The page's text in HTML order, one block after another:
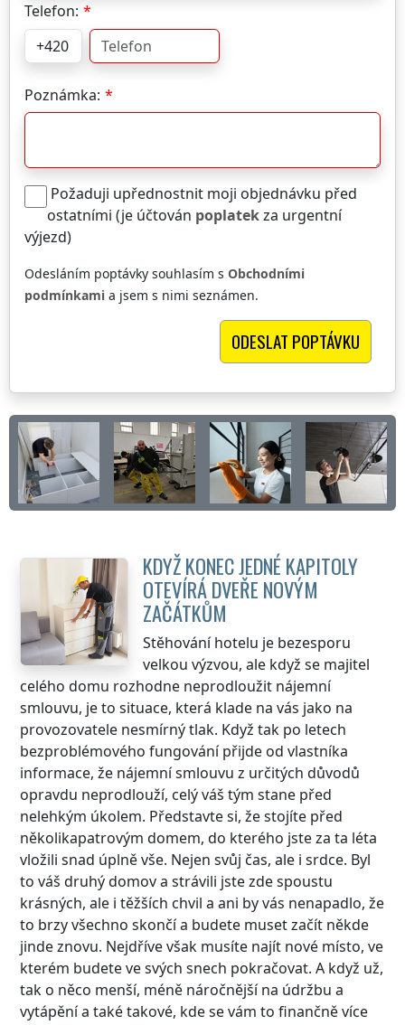
Telefon:
Poznámka:
Požaduji upřednostnit moji objednávku před
ostatními (je účtován poplatekza urgentní
výjezd)
Odesláním poptávky souhlasím s Obchodními
podmínkami a jsem s nimi seznámen.
KDYŽ KONEC JEDNÉ KAPITOLY
OTEVÍRÁ DVEŘE NOVÝM
ZAČÁTKŮM
Stěhování hotelu je bezesporu
velkou výzvou, ale když se majitel
celého domu rozhodne neprodloužit nájemní
smlouvu, je to situace, která klade na vás jako na
provozovatele nesmírný tlak. Když tak po letech
bezproblémového fungování přijde od vlastníka
informace, že nájemní smlouvu z určitých důvodů
opravdu neprodlouží, celý váš tým stane před
nelehkým úkolem. Představte si, že stojíte před
několikapatrovým domem, do kterého jste za ta léta
vložili snad úplně vše. Nejen svůj čas, ale i srdce. Byl
to váš druhý domov a strávili jste zde spoustu
krásných, ale i těžších chvil a ani by vás nenapadlo, že
to brzy všechno skončí a budete muset začít někde
jinde znovu. Nejdříve však musíte najít nové místo, ve
kterém budete ve svých snech pokračovat. A když už,
tak o něco menší, méně náročnější na údržbu a
vytápění a také takové, kde se vám to finančně více